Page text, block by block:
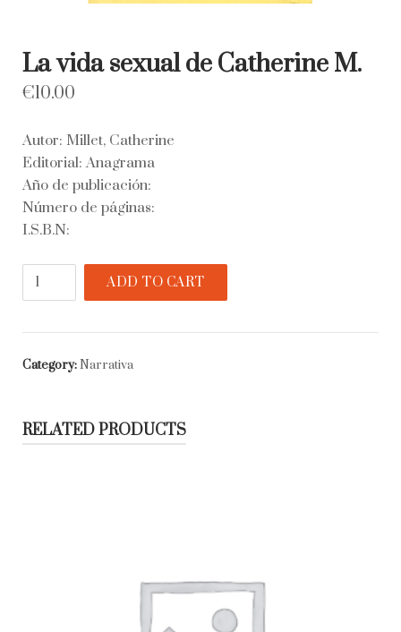
La vida sexual de Catherine M.
€10.00
Autor: Millet, Catherine
Editorial: Anagrama
Año de publicación:
Número de páginas:
I.S.B.N:
de
Catherine
ADD TO CART
Category:Narrativa
RELATED PRODUCTS